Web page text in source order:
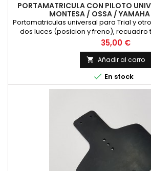
PORTAMATRICULA CON PILOTO
MONTESA / OSSA / YAMAHA
Portamatriculas universal para Trial y
dos luces (posicion y freno), recuadro
parte inferior para que la luz de
matricula.
Precio
35,00 €
 Añadir al carro
 En stock